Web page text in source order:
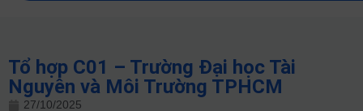
Tổ hợp C01 – Trường Đại học Tài
Nguyên và Môi Trường TPHCM
27/10/2025